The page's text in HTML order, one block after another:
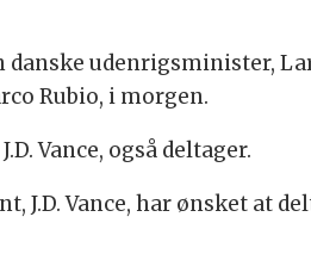
danske udenrigsminister,
Rubio, i morgen.
Vance, også deltager.
J.D. Vance, har ønsket at